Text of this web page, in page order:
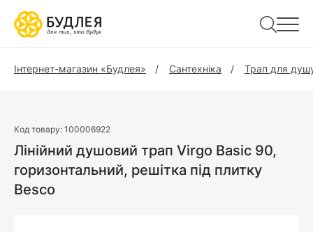
Інтернет-магазин «Будлея» Сантехніка Трап для
Код товару: 100006922
Лінійний душовий трап Virgo Basic 90,
горизонтальний, решітка під плитку
Besco